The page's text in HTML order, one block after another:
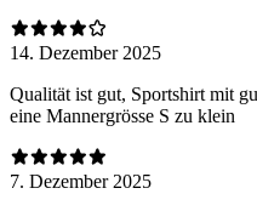
14. Dezember 2025
Qualität ist gut, Sportshirt mit
eine Mannergrösse S zu klein
7. Dezember 2025